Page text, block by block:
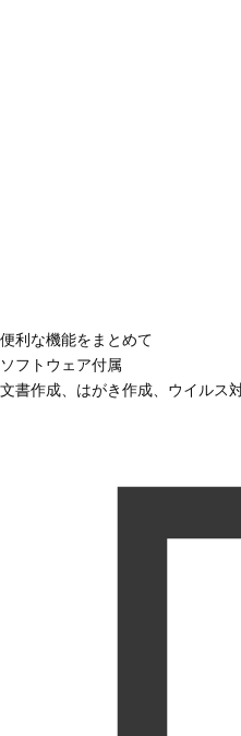
便利な機能をまとめて
ソフトウェア付属
文書作成、はがき作成、ウイルス